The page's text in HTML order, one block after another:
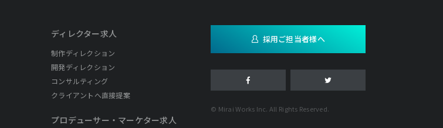
ディレクター求人
制作ディレクション
開発ディレクション
コンサルティング
クライアントへ直接提案
プロデューサー・ マーケター求人
採用ご担当者様へ
© Mirai Works Inc. All Rights Reserved.